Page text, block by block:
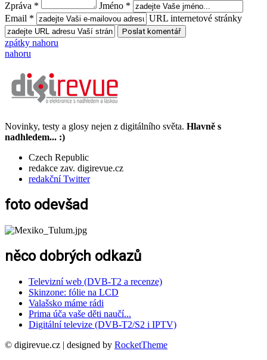
Zpráva *
Jméno *
Email *
URL internetové stránky
zpátky nahoru
nahoru
Novinky, testy a glosy nejen z digitálního světa. Hlavně s
nadhledem... :)
Czech Republic
redakce zav. digirevue.cz
redakční Twitter
foto odevšad
něco dobrých odkazů
Televizní web (DVB-T2 a recenze)
Skinzone: fólie na LCD
Valašsko máme rádi
Prima úča vaše děti naučí...
Digitální televize (DVB-T2/S2 i IPTV)
© digirevue.cz | designed by RocketTheme